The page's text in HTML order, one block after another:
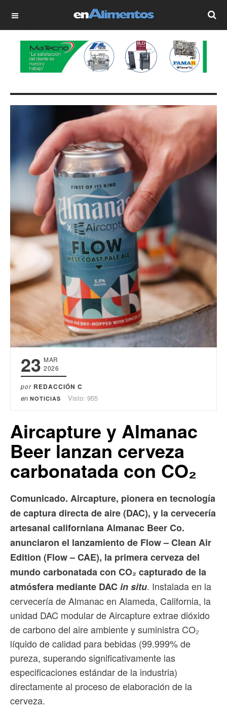
OFF CANVAS
23 MAR
2026
por REDACCIÓN C
en NOTICIAS Visto: 955
Aircapture y Almanac
Beer lanzan cerveza
carbonatada con CO₂
Comunicado. Aircapture, pionera en tecnología
de captura directa de aire (DAC), y la cervecería
artesanal californiana Almanac Beer Co.
anunciaron el lanzamiento de Flow – Clean Air
Edition (Flow – CAE), la primera cerveza del
mundo carbonatada con CO₂ capturado de la
atmósfera mediante DACin situ. Instalada en la
cervecería de Almanac en Alameda, California, la
unidad DAC modular de Aircapture extrae dióxido
de carbono del aire ambiente y suministra CO₂
líquido de calidad para bebidas (99.999% de
pureza, superando significativamente las
especificaciones estándar de la industria)
directamente al proceso de elaboración de la
cerveza.